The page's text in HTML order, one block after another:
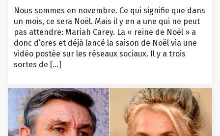
Nous sommes en novembre. Ce qui signifie que dans
un mois, ce sera Noël. Mais il y en a une qui ne peut
pas attendre: Mariah Carey. La « reine de Noël » a
donc d’ores et déjà lancé la saison de Noël via une
vidéo postée sur les réseaux sociaux. Il y a trois
sortes de […]